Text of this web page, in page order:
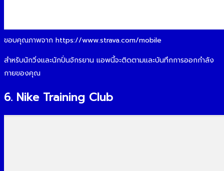
ขอบคุณภาพจาก https://www.strava.com/mobile
สำหรับนักวิ่งและนักปั่นจักรยาน แอพนี้จะติดตามและบันทึกการออกกำลัง
กายของคุณ
6. Nike Training Club